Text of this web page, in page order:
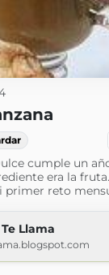
cumple un
era la
primer reto
Llama